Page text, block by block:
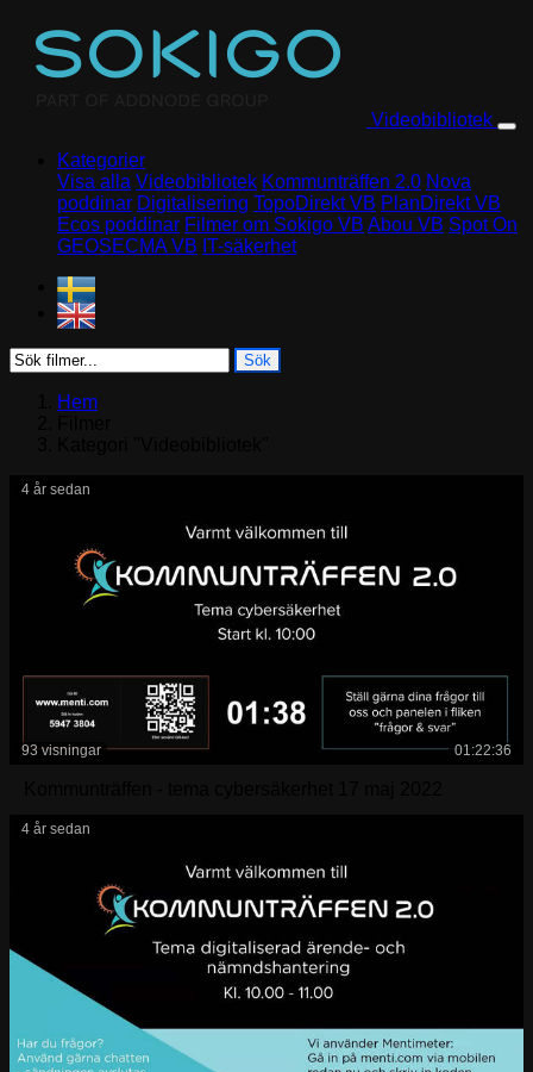
Videobibliotek
Kategorier
Visa alla Videobibliotek Kommunträffen 2.0 Nova
poddinar Digitalisering TopoDirekt VB PlanDirekt VB
Ecos poddinar Filmer om Sokigo VB Abou VB Spot On
GEOSECMA VB IT-säkerhet
Sök
Hem
01:22:36
93 visningar
4 år sedan
4 år sedan